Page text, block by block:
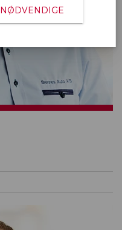
NØDVENDIGE